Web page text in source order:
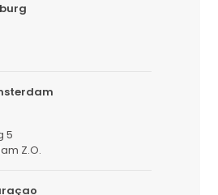
5
Z.O.